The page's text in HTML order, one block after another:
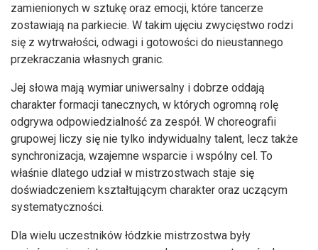
zamienionych w sztukę oraz emocji, które tancerze
zostawiają na parkiecie. W takim ujęciu zwycięstwo rodzi
się z wytrwałości, odwagi i gotowości do nieustannego
przekraczania własnych granic.
Jej słowa mają wymiar uniwersalny i dobrze oddają
charakter formacji tanecznych, w których ogromną rolę
odgrywa odpowiedzialność za zespół. W choreografii
grupowej liczy się nie tylko indywidualny talent, lecz także
synchronizacja, wzajemne wsparcie i wspólny cel. To
właśnie dlatego udział w mistrzostwach staje się
doświadczeniem kształtującym charakter oraz uczącym
systematyczności.
Dla wielu uczestników łódzkie mistrzostwa były